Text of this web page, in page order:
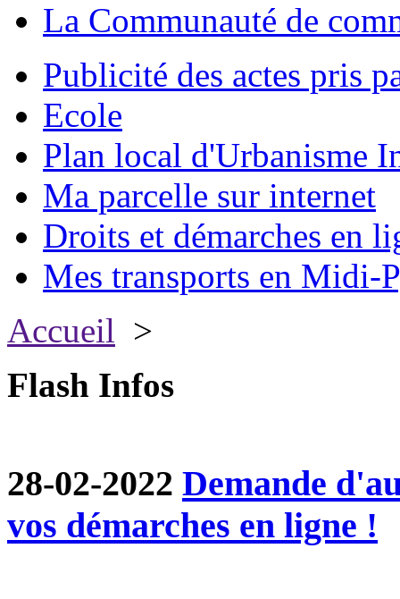
La Communauté de
Publicité des actes pris
Ecole
Plan local d'Urbanisme
Ma parcelle sur internet
Droits et démarches en
Mes transports en Midi-
Accueil >
Flash Infos
28-02-2022 Demande
vos démarches en ligne !